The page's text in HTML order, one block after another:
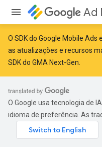
Ad
O SDK do Google Mobile
as atualizações e recursos
SDK do GMA Next-Gen
O Google usa tecnologia de
idioma de preferência. As